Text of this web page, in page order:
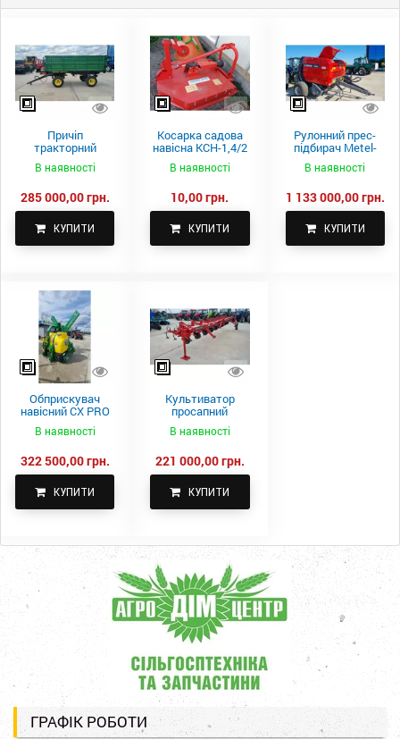
Причіп
тракторний
самоскидний
Spike 2 ПТС-4
В наявності
285 000,00 грн.
КУПИТИ
Косарка садова
навісна КСН-1,4/2
В наявності
10,00 грн.
КУПИТИ
Рулонний прес-
підбирач Metel-
Fach Z 587
В наявності
1 133 000,00 грн.
КУПИТИ
Обприскувач
навісний CX PRO
В наявності
322 500,00 грн.
КУПИТИ
Культиватор
просапний
КПН-5,6-05
В наявності
221 000,00 грн.
КУПИТИ
ГРАФІК РОБОТИ